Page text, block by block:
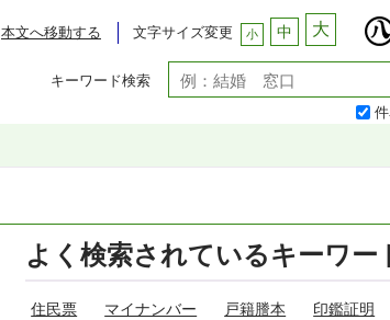
本文へ移動する 文字サイズ変更 小 中 大
キーワード検索
よく検索されているキーワー
住民票 マイナンバー 戸籍謄本
印鑑証明